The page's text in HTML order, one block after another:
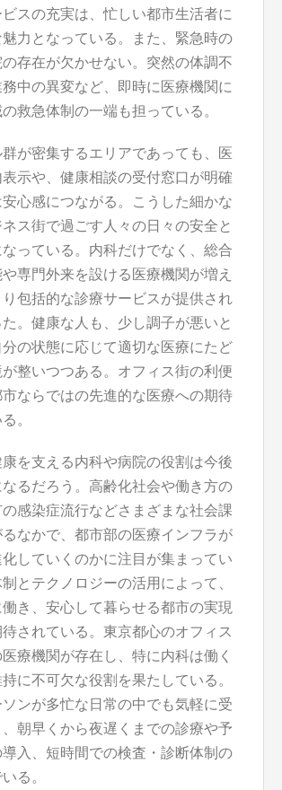
スの充実は、忙しい都市生活者に
魅力となっている。また、緊急時の
存在が欠かせない。突然の体調不
中の異変など、即時に医療機関に
救急体制の一端も担っている。
が密集するエリアであっても、医
示や、健康相談の受付窓口が明確
心感につながる。こうした細かな
ス街で過ごす人々の日々の安全と
っている。内科だけでなく、総合
専門外来を設ける医療機関が増え
包括的な診療サービスが提供され
。健康な人も、少し調子が悪いと
の状態に応じて適切な医療にたど
が整いつつある。オフィス街の利便
ならではの先進的な医療への期待
。
を支える内科や病院の役割は今後
るだろう。高齢化社会や働き方の
感染症流行などさまざまな社会課
なかで、都市部の医療インフラが
していくのかに注目が集まってい
とテクノロジーの活用によって、
き、安心して暮らせる都市の実現
されている。東京都心のオフィス
療機関が存在し、特に内科は働く
に不可欠な役割を果たしている。
ソンが多忙な日常の中でも気軽に受
朝早くから夜遅くまでの診療や予
入、短時間での検査・診断体制の
る。